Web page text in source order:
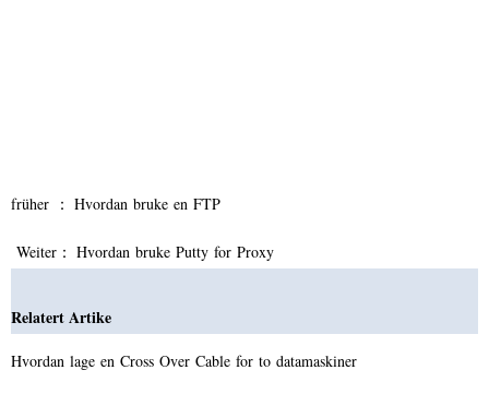
früher ： Hvordan bruke en FTP
Weiter： Hvordan bruke Putty for Proxy
Relatert Artike
Hvordan lage en Cross Over Cable for to datamaskiner